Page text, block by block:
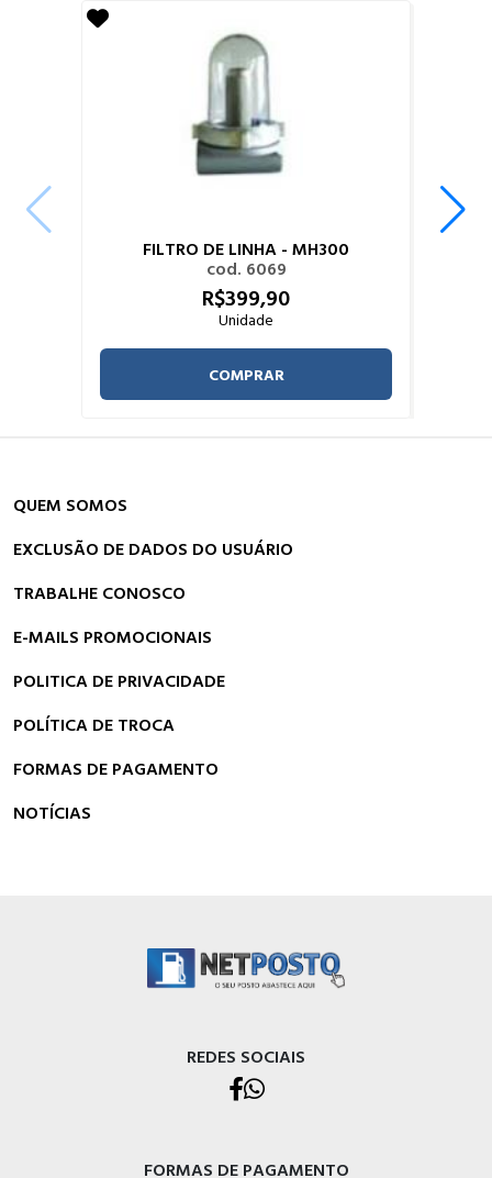
FILTRO DE LINHA - MH300
cod. 6069
R$399,90
Unidade
COMPRAR
QUEM SOMOS
EXCLUSÃO DE DADOS DO USUÁRIO
TRABALHE CONOSCO
E-MAILS PROMOCIONAIS
POLITICA DE PRIVACIDADE
POLÍTICA DE TROCA
FORMAS DE PAGAMENTO
NOTÍCIAS
REDES SOCIAIS
FORMAS DE PAGAMENTO